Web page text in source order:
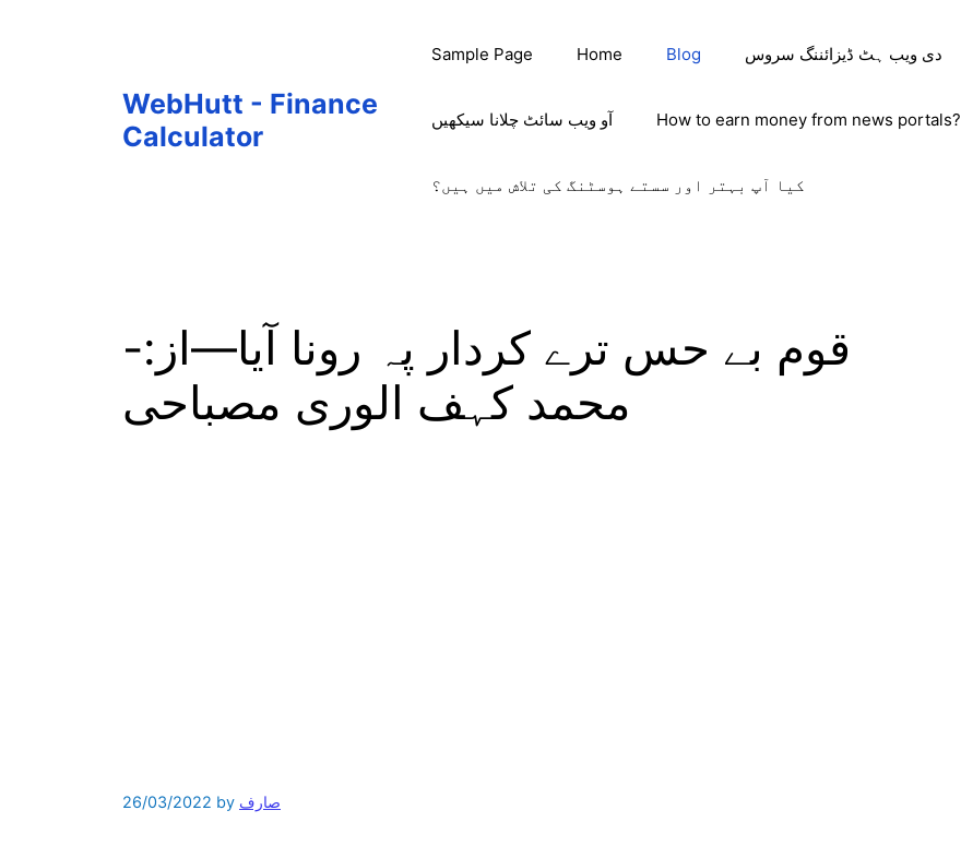
WebHutt - Finance
Calculator
Sample Page Home Blog دی ویب ہٹ ڈیزائننگ سروس
آو ویب سائٹ چلانا سیکھیں How to earn money from news portals?
کیا آپ بہتر اور سستے ہوسٹنگ کی تلاش میں ہیں؟
قوم بے حس ترے کردار پہ رونا آیا—از:-
محمد کہف الوری مصباحی
26/03/2022 by صارف